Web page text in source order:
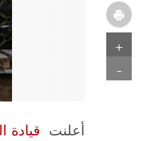
+
-
أعلنت ​ قيادة